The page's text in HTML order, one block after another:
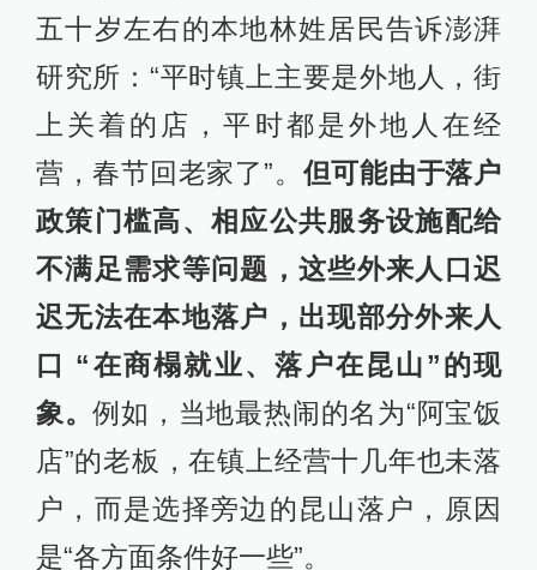
五十岁左右的本地林姓居民告诉澎湃
研究所：“平时镇上主要是外地人，街
上关着的店，平时都是外地人在经
营，春节回老家了”。但可能由于落户
政策门槛高、相应公共服务设施配给
不满足需求等问题，这些外来人口迟
迟无法在本地落户，出现部分外来人
口 “在商榻就业、落户在昆山”的现
象。例如，当地最热闹的名为“阿宝饭
店”的老板，在镇上经营十几年也未落
户，而是选择旁边的昆山落户，原因
是“各方面条件好一些”。